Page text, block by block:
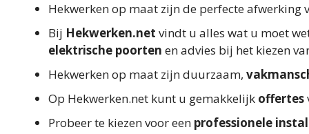
Hekwerken op maat zijn de perfecte afwerking
Bij Hekwerken.net vindt u alles wat u moet
elektrische poorten en advies bij het kiezen
Hekwerken op maat zijn duurzaam,
Op Hekwerken.net kunt u gemakkelijk offertes
Probeer te kiezen voor een professionele